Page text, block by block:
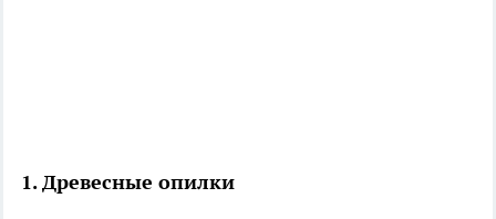
1. Древесные опилки